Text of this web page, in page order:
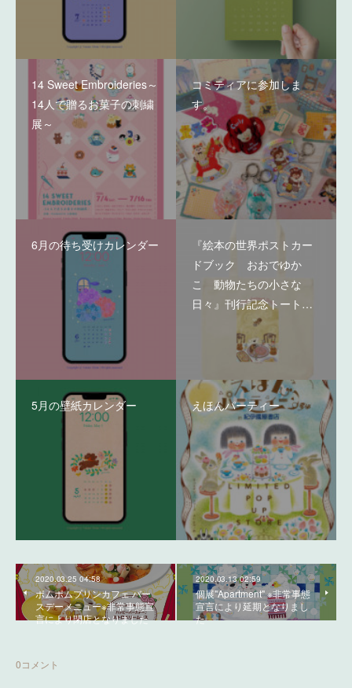
14 Sweet Embroideries～
14人で贈るお菓子の刺繍
展～
コミティアに参加しま
す。
6月の待ち受けカレンダー
『絵本の世界ポストカー
ドブック おおでゆか
こ 動物たちの小さな
日々』刊行記念トート…
5月の壁紙カレンダー えほんパーティー
2020.03.25 04:58
ポムポムプリンカフェ バー
スデーメニュー※非常事態宣
言により閉店となりました
2020.03.13 02:59
個展"Apartment" ※非常事態
宣言により延期となりまし
た
0コメント